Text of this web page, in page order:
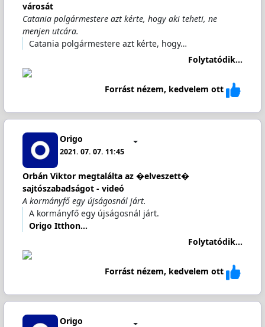
városát
Catania polgármestere azt kérte, hogy aki teheti, ne
menjen utcára.
Catania polgármestere azt kérte, hogy…
Folytatódik...
Forrást nézem, kedvelem ott
Origo
2021. 07. 07. 11:45
Orbán Viktor megtalálta az �elveszett�
sajtószabadságot - videó
A kormányfő egy újságosnál járt.
A kormányfő egy újságosnál járt.
Origo Itthon…
Folytatódik...
Forrást nézem, kedvelem ott
Origo